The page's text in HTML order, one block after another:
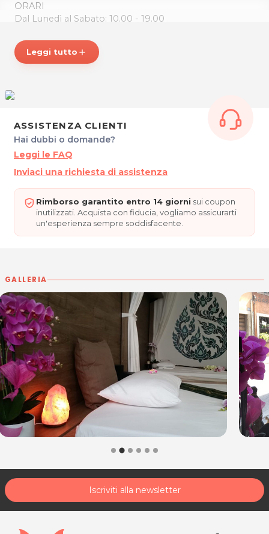
ORARI
Dal Lunedì al Sabato: 10.00 - 19.00
CASA THAI
Via Cussignacco, 9
33100 Udine
Per ulteriori informazioni sull'offerta o sulle modalità di
acquisto scrivi a posta@espevia.it
Leggi tutto add
ASSISTENZA CLIENTI
Hai dubbi o domande?
Leggi le FAQ
Inviaci una richiesta di assistenza
Rimborso garantito entro 14 giorni sui coupon
inutilizzati. Acquista con fiducia, vogliamo assicurarti
un'esperienza sempre soddisfacente.
GALLERIA
Iscriviti alla newsletter